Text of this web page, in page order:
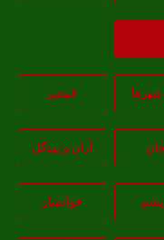
قمصر
آران و بیدگل
خوانسار